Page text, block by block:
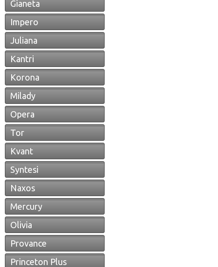
Gianeta
Impero
Juliana
Kantri
Korona
Milady
Opera
Tor
Kvant
Syntesi
Naxos
Mercury
Olivia
Provance
Princeton Plus